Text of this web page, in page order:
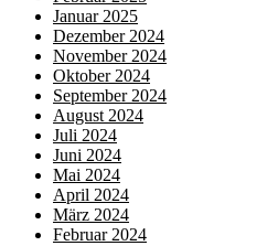
Januar 2025
Dezember 2024
November 2024
Oktober 2024
September 2024
August 2024
Juli 2024
Juni 2024
Mai 2024
April 2024
März 2024
Februar 2024